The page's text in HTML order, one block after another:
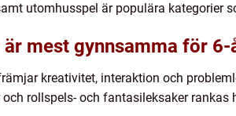
utomhusspel är populära kategorier
mest gynnsamma för
kreativitet, interaktion och
rollspels- och fantasileksaker rankas